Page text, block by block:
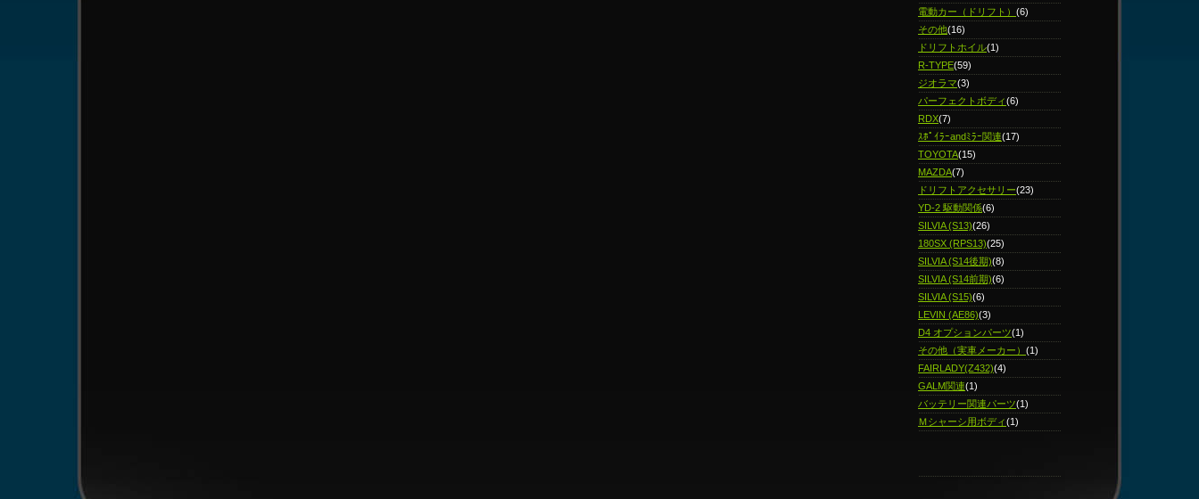
電動カー（ドリフト） (6)
その他(16)
ドリフトホイル(1)
R-TYPE(59)
ジオラマ(3)
パーフェクトボディ(6)
RDX(7)
ｽﾎﾟｲﾗｰandﾐﾗｰ関連(17)
TOYOTA(15)
MAZDA(7)
ドリフトアクセサリー(23)
YD-2 駆動関係(6)
SILVIA (S13)(26)
180SX (RPS13)(25)
SILVIA (S14後期)(8)
SILVIA (S14前期)(6)
SILVIA (S15)(6)
LEVIN (AE86)(3)
D4 オプションパーツ(1)
その他（実車メーカー） (1)
FAIRLADY(Z432)(4)
GALM関連(1)
バッテリー関連パーツ(1)
Ｍシャーシ用ボディ(1)